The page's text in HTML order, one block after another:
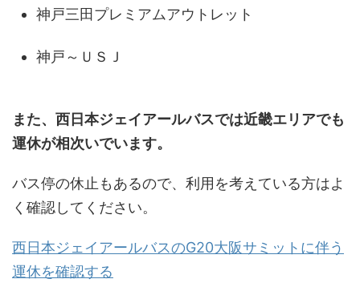
神戸三田プレミアムアウトレット
神戸～ＵＳＪ
また、西日本ジェイアールバスでは近畿エリアでも
運休が相次いでいます。
バス停の休止もあるので、利用を考えている方はよ
く確認してください。
西日本ジェイアールバスのG20大阪サミットに伴う
運休を確認する